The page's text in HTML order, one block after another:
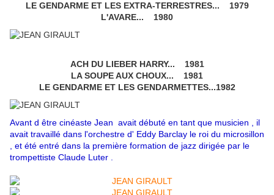
LE GENDARME ET LES EXTRA-TERRESTRES... 1979
L'AVARE... 1980
ACH DU LIEBER HARRY... 1981
LA SOUPE AUX CHOUX... 1981
LE GENDARME ET LES GENDARMETTES...1982
Avant d être cinéaste Jean avait débuté en tant que musicien , il
avait travaillé dans l'orchestre d' Eddy Barclay le roi du microsillon
, et été entré dans la première formation de jazz dirigée par le
trompettiste Claude Luter .